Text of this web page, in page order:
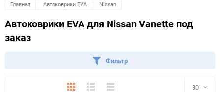
Главная Автоковрики EVA Nissan
Автоковрики EVA для Nissan Vanette под
заказ
Фильтр
ПлиткаПодробноКомпактно 30